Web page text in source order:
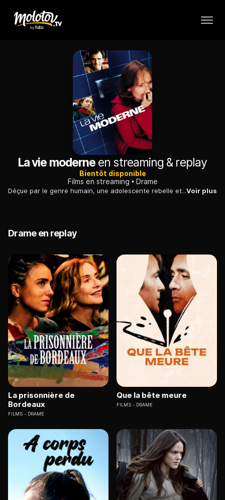
La vie moderne en streaming & replay
Bientôt disponible
Films en streaming
Drame
Déçue par le genre humain, une adolescente rebelle et rêveuse se tourne vers Dieu pour trouver le réconfort que son entourage ne peut lui offrir.Voir plus
Drame en replay
La prisonnière de
Bordeaux
FILMS DRAME
Que la bête meure
FILMS DRAME